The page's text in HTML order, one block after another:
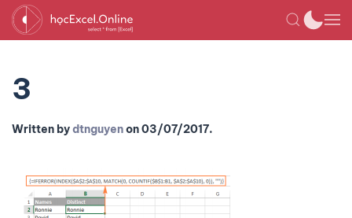
3
Written bydtnguyenon03/07/2017.